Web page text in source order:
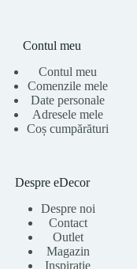
Contul meu
Contul meu
Comenzile mele
Date personale
Adresele mele
Coș cumpărături
Despre eDecor
Despre noi
Contact
Outlet
Magazin
Inspirație